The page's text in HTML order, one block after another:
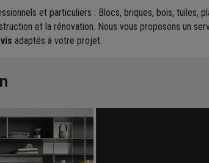
et particuliers : Blocs, briques, bois, tuiles,
et la rénovation. Nous vous proposons un
adaptés à votre projet.